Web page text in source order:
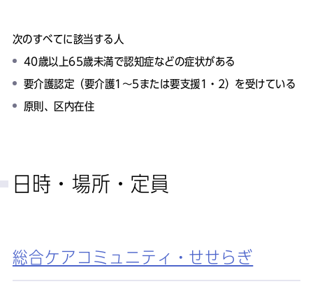
次のすべてに該当する人
40歳以上65歳未満で認知症などの症状がある
要介護認定（要介護1～5または要支援1・2）を受けている
原則、区内在住
日時・場所・定員
総合ケアコミュニティ・せせらぎ